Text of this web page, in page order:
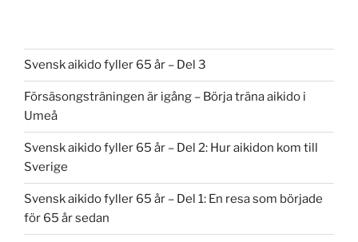
Svensk aikido fyller 65 år – Del 3
Försäsongsträningen är igång – Börja träna aikido i
Umeå
Svensk aikido fyller 65 år – Del 2: Hur aikidon kom till
Sverige
Svensk aikido fyller 65 år – Del 1: En resa som började
för 65 år sedan